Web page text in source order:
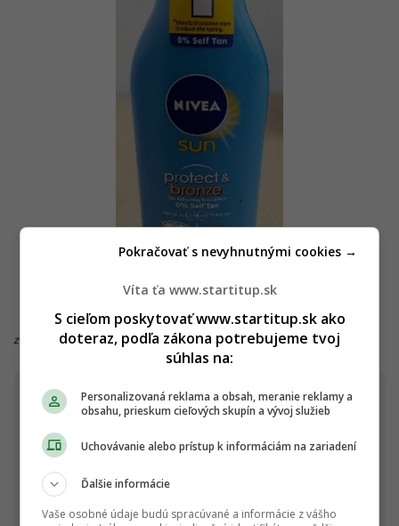
zdroj: ÚVZ
Nebezpečná látka: Butylphenyl
Methylpropional
Popis: Opaľovacie mlieko v modrej plastovej
fľaši.
Pôvod: Nemecko, výrobca Beiersdorf AG,
Nemecko.
Víta ťa www.startitup.sk
S cieľom poskytovať www.startitup.sk ako
doteraz, podľa zákona potrebujeme tvoj
súhlas na:
Personalizovaná reklama a obsah, meranie reklamy a
obsahu, prieskum cieľových skupín a vývoj služieb
Uchovávanie alebo prístup k informáciám na zariadení
Ďalšie informácie
Vaše osobné údaje budú spracúvané a informácie z vášho
Pokračovať s nevyhnutnými cookies →